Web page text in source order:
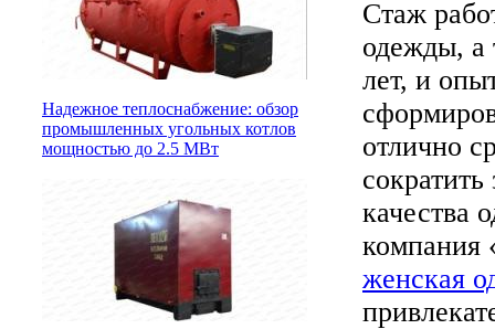
Надежное теплоснабжение: обзор
промышленных угольных котлов
мощностью до 2.5 МВт
Стаж
одежды, а
лет, и
отлично
качества
компания
женская